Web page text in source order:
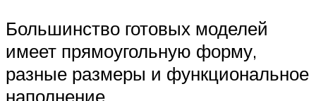
Большинство готовых моделей
имеет прямоугольную форму,
разные размеры и функциональное
наполнение